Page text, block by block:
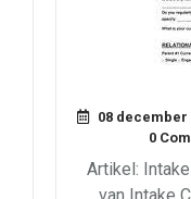
08 december
0
Artikel:
van Intake